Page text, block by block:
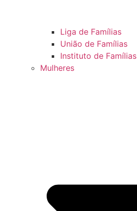
Liga de Famílias
União de Famílias
Instituto de Famílias
Mulheres